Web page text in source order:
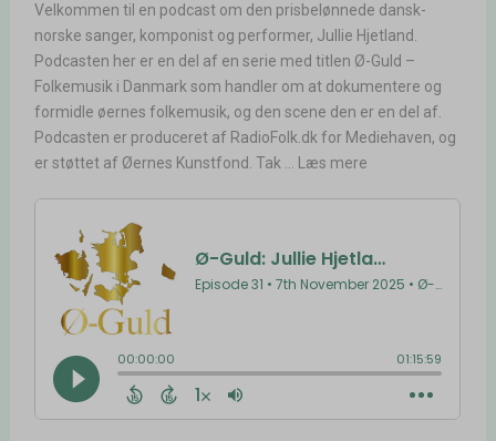
Velkommen til en podcast om den prisbelønnede dansk-
norske sanger, komponist og performer, Jullie Hjetland.
Podcasten her er en del af en serie med titlen Ø-Guld –
Folkemusik i Danmark som handler om at dokumentere og
formidle øernes folkemusik, og den scene den er en del af.
Podcasten er produceret af RadioFolk.dk for Mediehaven, og
er støttet af Øernes Kunstfond. Tak ... Læs mere